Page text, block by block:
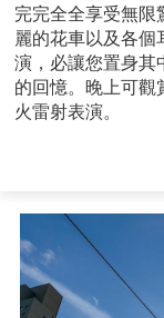
完完全全享受無限
麗的花車以及各個
演，必讓您置身其
的回憶。晚上可觀
火雷射表演。